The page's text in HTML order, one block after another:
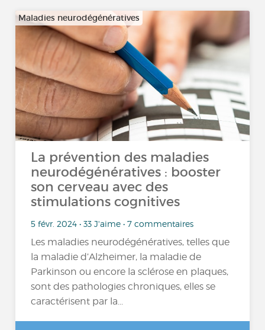
Maladies neurodégénératives
La prévention des maladies
neurodégénératives : booster
son cerveau avec des
stimulations cognitives
5 févr. 2024 • 33 J'aime • 7 commentaires
Les maladies neurodégénératives, telles que
la maladie d’Alzheimer, la maladie de
Parkinson ou encore la sclérose en plaques,
sont des pathologies chroniques, elles se
caractérisent par la...